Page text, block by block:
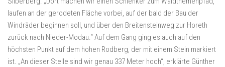
laufen an der gerodeten Fläche vorbei, auf der bald der Bau der
Windräder beginnen soll, und über den Breitensteinweg zur Horeth
zurück nach Nieder-Modau.“ Auf dem Gang ging es auch auf den
höchsten Punkt auf dem hohen Rodberg, der mit einem Stein markiert
ist. „An dieser Stelle sind wir genau 337 Meter hoch“, erklärte Günther